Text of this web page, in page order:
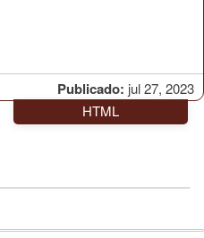
Publicado: jul 27, 2023
HTML